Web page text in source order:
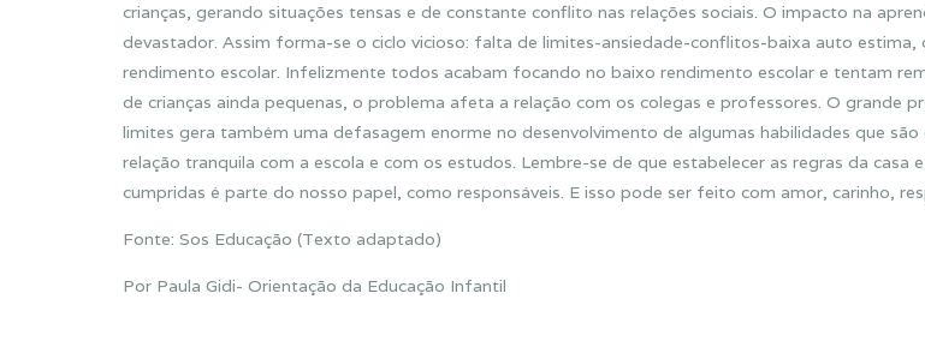
crianças, gerando situações tensas e de constante conflito nas relações sociais. O impacto na
devastador. Assim forma-se o ciclo vicioso: falta de limites-ansiedade-conflitos-baixa auto estima,
rendimento escolar. Infelizmente todos acabam focando no baixo rendimento escolar e tentam
de crianças ainda pequenas, o problema afeta a relação com os colegas e professores. O grande
limites gera também uma defasagem enorme no desenvolvimento de algumas habilidades que são
relação tranquila com a escola e com os estudos. Lembre-se de que estabelecer as regras da casa
cumpridas é parte do nosso papel, como responsáveis. E isso pode ser feito com amor, carinho,
Fonte: Sos Educação (Texto adaptado)
Por Paula Gidi- Orientação da Educação Infantil